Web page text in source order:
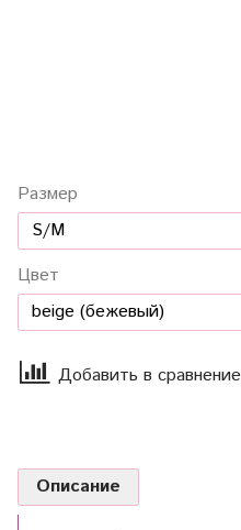
Размер
Цвет
Добавить в сравнение
Описание